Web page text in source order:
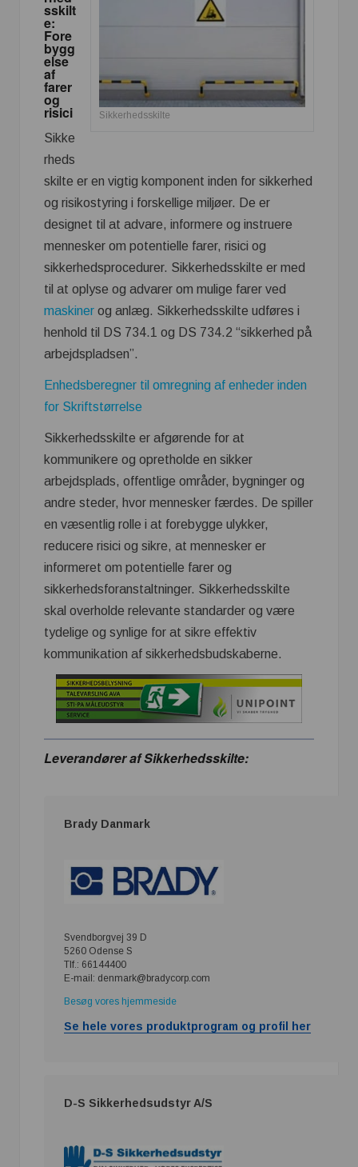
Sikkerhedsskilte
sskilt
e:
Fore
bygg
else
af
farer
og
risici
Sikke
rheds
skilte er en vigtig komponent inden for sikkerhed
og risikostyring i forskellige miljøer. De er
designet til at advare, informere og instruere
mennesker om potentielle farer, risici og
sikkerhedsprocedurer. Sikkerhedsskilte er med
til at oplyse og advarer om mulige farer ved
maskiner og anlæg. Sikkerhedsskilte udføres i
henhold til DS 734.1 og DS 734.2 “sikkerhed på
arbejdspladsen”.
Enhedsberegner til omregning af enheder inden
for Skriftstørrelse
Sikkerhedsskilte er afgørende for at
kommunikere og opretholde en sikker
arbejdsplads, offentlige områder, bygninger og
andre steder, hvor mennesker færdes. De spiller
en væsentlig rolle i at forebygge ulykker,
reducere risici og sikre, at mennesker er
informeret om potentielle farer og
sikkerhedsforanstaltninger. Sikkerhedsskilte
skal overholde relevante standarder og være
tydelige og synlige for at sikre effektiv
kommunikation af sikkerhedsbudskaberne.
Leverandører af Sikkerhedsskilte:
Brady Danmark
Svendborgvej 39 D
5260 Odense S
Tlf.: 66144400
E-mail: denmark@bradycorp.com
Besøg vores hjemmeside
Se hele vores produktprogram og profil her
D-S Sikkerhedsudstyr A/S